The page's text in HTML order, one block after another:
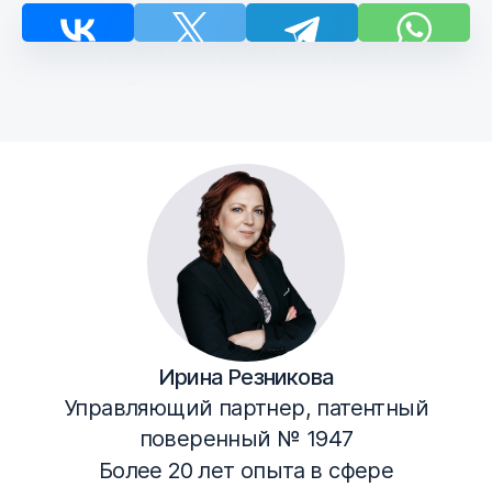
Ирина Резникова
Управляющий партнер, патентный
поверенный № 1947
Более 20 лет опыта в сфере